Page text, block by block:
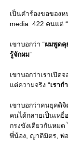
เป็นคำร้องขอของ
media 422 คนแต่ “
เขาบอกว่า “ผมพูดคุ
รู้จักผม”
เขาบอกว่าเราเปิด
แต่ความจริง “เรา
เขาบอกว่าคนยุคดิจิ
คนได้กลายเป็นเห
กรงขังเดียวกันหม
พี่น้อง, ญาติมิตร, พ่